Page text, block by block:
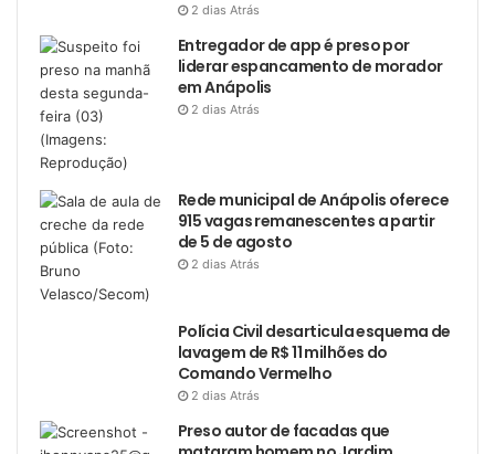
2 dias Atrás
Entregador de app é preso por
liderar espancamento de morador
em Anápolis
2 dias Atrás
Rede municipal de Anápolis oferece
915 vagas remanescentes a partir
de 5 de agosto
2 dias Atrás
Polícia Civil desarticula esquema de
lavagem de R$ 11 milhões do
Comando Vermelho
2 dias Atrás
Preso autor de facadas que